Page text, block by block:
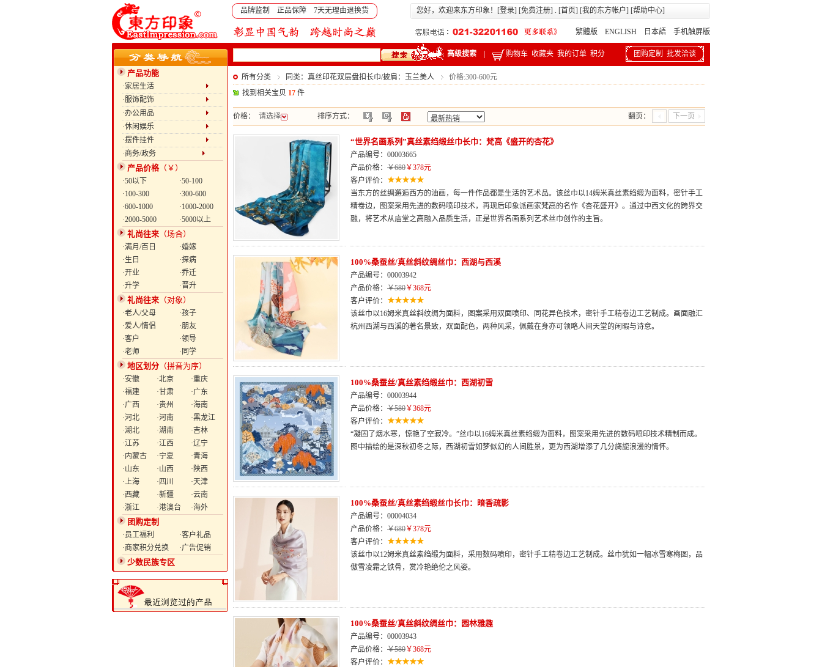
品牌监制 正品保障 7天无理由退换货 您好，欢迎来东方印象！[登录] [免费注册] . [首页] [我的东方帐户] [帮助中心]
繁體版 ENGLISH 日本語 手机触屏版
高级搜索 购物车 收藏夹 我的订单 积分 团购定制 批发洽谈
产品功能
·家居生活
·服饰配饰
·办公用品
·休闲娱乐
·摆件挂件
·商务/政务
产品价格（￥）
·50以下
·50-100
·100-300
·300-600
·600-1000
·1000-2000
·2000-5000
·5000以上
礼尚往来 （场合）
·满月/百日
·婚嫁
·生日
·探病
·开业
·乔迁
·升学
·晋升
礼尚往来 （对象）
·老人/父母
·孩子
·爱人/情侣
·朋友
·客户
·领导
·老师
·同学
地区划分 （拼音为序）
·安徽 ·北京
·重庆
·福建
·甘肃
·广东
·广西
·贵州
·海南
·河北
·河南
·黑龙江
·湖北
·湖南
·吉林
·江苏
·江西
·辽宁
·内蒙古
·宁夏
·青海
·山东
·山西
·陕西
·上海
·四川
·天津
·西藏
·新疆
·云南
·浙江
·港澳台 ·海外
团购定制
·员工福利
·客户礼品
·商家积分兑换
·广告促销
少数民族专区
所有分类 同类：真丝印花双层盘扣长巾/披肩：玉兰美人
价格:300-600元
找到相关宝贝 17 件
价格： 请选择 排序方式： 翻页： 下一页
“世界名画系列”真丝素绉缎丝巾长巾：梵高《盛开的杏花》
产品编号：00003665
产品价格： ￥680￥378元
客户评价：
当东方的丝绸邂逅西方的油画，每一件作品都是生活的艺术品。该丝巾以14姆米真丝素绉缎为面料，密针手工
精卷边，图案采用先进的数码喷印技术，再现后印象派画家梵高的名作《杏花盛开》。通过中西文化的跨界交
融，将艺术从庙堂之高融入品质生活，正是世界名画系列艺术丝巾创作的主旨。
100%桑蚕丝/真丝斜纹绸丝巾：西湖与西溪
产品编号：00003942
产品价格： ￥580￥368元
客户评价：
该丝巾以16姆米真丝斜纹绸为面料，图案采用双面喷印、同花异色技术，密针手工精卷边工艺制成。画面融汇
杭州西湖与西溪的著名景致，双面配色，两种风采，佩戴在身亦可领略人间天堂的闲暇与诗意。
100%桑蚕丝/真丝素绉缎丝巾：西湖初雪
产品编号：00003944
产品价格： ￥580￥368元
客户评价：
“凝固了烟水寒，惊艳了空寂冷。”丝巾以16姆米真丝素绉缎为面料，图案采用先进的数码喷印技术精制而成。
图中描绘的是深秋初冬之际，西湖初雪如梦似幻的人间胜景，更为西湖增添了几分旖旎浪漫的情怀。
100%桑蚕丝/真丝素绉缎丝巾长巾：暗香疏影
产品编号：00004034
产品价格： ￥680￥378元
客户评价：
该丝巾以12姆米真丝素绉缎为面料，采用数码喷印，密针手工精卷边工艺制成。丝巾犹如一幅冰雪寒梅图，品
傲雪凌霜之铁骨，赏冷艳绝伦之风姿。
100%桑蚕丝/真丝斜纹绸丝巾：园林雅趣
产品编号：00003943
产品价格： ￥580￥368元
客户评价：